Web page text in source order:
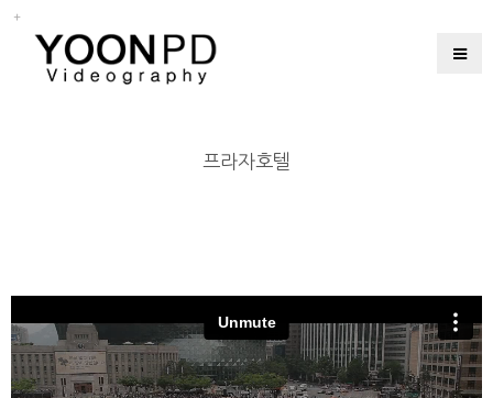
프라자호텔